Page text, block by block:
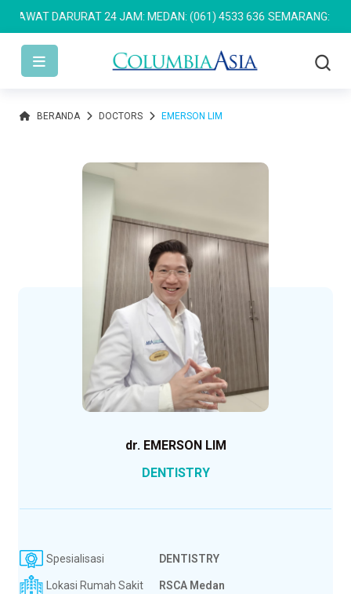
DARURAT 24 JAM: MEDAN: (061) 4533 636 SEMARANG: (024)
BERANDA DOCTORS EMERSON LIM
dr. EMERSON LIM
DENTISTRY
Spesialisasi DENTISTRY
Lokasi Rumah Sakit RSCA Medan